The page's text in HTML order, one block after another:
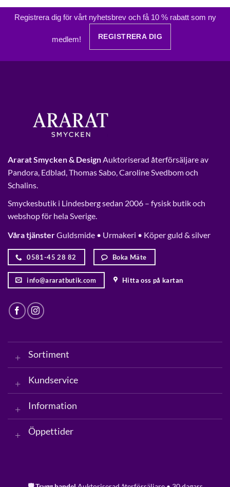
Registrera dig för vårt nyhetsbrev och få 10 % rabatt som ny
medlem! REGISTRERA DIG
Ararat Smycken & Design Auktoriserad återförsäljare av
Pandora, Edblad, Thomas Sabo, Caroline Svedbom och
Schalins.
Smyckesbutik i Lindesberg sedan 2006 – fysisk butik och
webshop för hela Sverige.
Våra tjänsterGuldsmide • Urmakeri • Köper guld & silver
0581-45 28 82 Boka Mäte
info@araratbutik.com Hitta oss på kartan
Sortiment
Kundservice
Information
Öppettider